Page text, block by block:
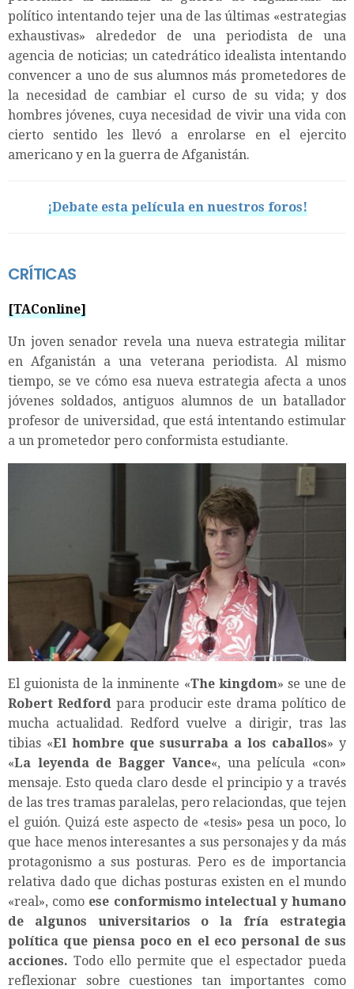
político intentando tejer una de las últimas «estrategias
exhaustivas» alrededor de una periodista de una
agencia de noticias; un catedrático idealista intentando
convencer a uno de sus alumnos más prometedores de
la necesidad de cambiar el curso de su vida; y dos
hombres jóvenes, cuya necesidad de vivir una vida con
cierto sentido les llevó a enrolarse en el ejercito
americano y en la guerra de Afganistán.
¡Debate esta película en nuestros foros!
CRÍTICAS
[TAConline]
Un joven senador revela una nueva estrategia militar
en Afganistán a una veterana periodista. Al mismo
tiempo, se ve cómo esa nueva estrategia afecta a unos
jóvenes soldados, antiguos alumnos de un batallador
profesor de universidad, que está intentando estimular
a un prometedor pero conformista estudiante.
El guionista de la inminente «The kingdom» se une de
Robert Redford para producir este drama político de
mucha actualidad. Redford vuelve a dirigir, tras las
tibias «El hombre que susurraba a los caballos» y
«La leyenda de Bagger Vance«, una película «con»
mensaje. Esto queda claro desde el principio y a través
de las tres tramas paralelas, pero relaciondas, que tejen
el guión. Quizá este aspecto de «tesis» pesa un poco, lo
que hace menos interesantes a sus personajes y da más
protagonismo a sus posturas. Pero es de importancia
relativa dado que dichas posturas existen en el mundo
«real», como ese conformismo intelectual y humano
de algunos universitarios o la fría estrategia
política que piensa poco en el eco personal de sus
acciones. Todo ello permite que el espectador pueda
reflexionar sobre cuestiones tan importantes como